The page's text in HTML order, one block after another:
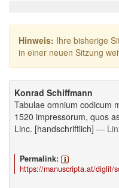
Hinweis: Ihre bisherige
in einer neuen Sitzung
Konrad Schiffmann
Tabulae omnium codicum
1520 impressorum, quos
Linc. [handschriftlich] —
Permalink:
https://manuscripta.at/diglit/